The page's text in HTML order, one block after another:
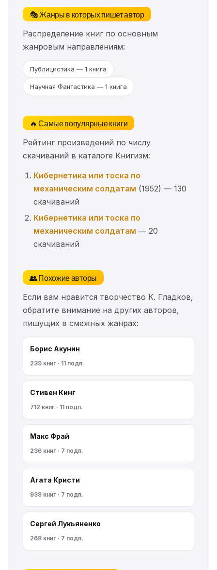
🎭 Жанры в которых пишет автор
Распределение книг по основным
жанровым направлениям:
Публицистика — 1 книга
Научная Фантастика — 1 книга
🔥 Самые популярные книги
Рейтинг произведений по числу
скачиваний в каталоге Книгизм:
Кибернетика или тоска по
механическим солдатам (1952) — 130
скачиваний
Кибернетика или тоска по
механическим солдатам — 20
скачиваний
👥 Похожие авторы
Если вам нравится творчество К. Гладков,
обратите внимание на других авторов,
пишущих в смежных жанрах:
Борис Акунин
239 книг · 11 подп.
Стивен Кинг
712 книг · 11 подп.
Макс Фрай
236 книг · 7 подп.
Агата Кристи
938 книг · 7 подп.
Сергей Лукьяненко
268 книг · 7 подп.